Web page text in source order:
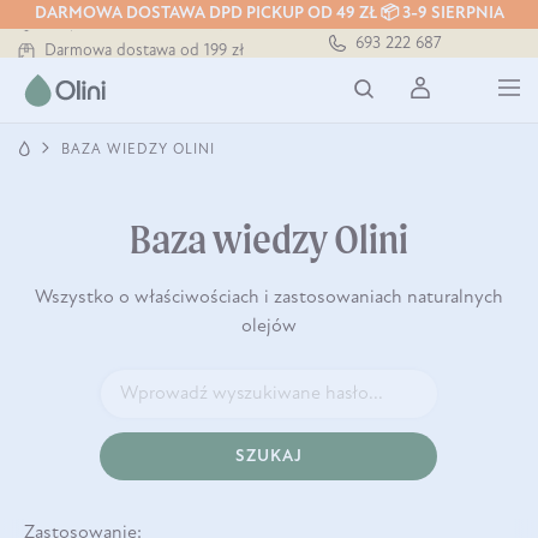
DARMOWA DOSTAWA DPD PICKUP OD 49 ZŁ 📦 3-9 SIERPNIA
Bezpieczna dostawa od 7,49 zł
Darmowa dostawa od 199 zł
693 222 687
BAZA WIEDZY OLINI
Baza wiedzy Olini
Wszystko o właściwościach i zastosowaniach naturalnych
olejów
SZUKAJ
Zastosowanie: